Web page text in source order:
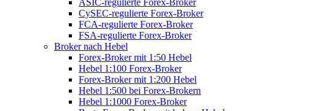
ASIC-regulierte Forex-Broker
CySEC-regulierte Forex-Broker
FCA-regulierte Forex-Broker
FSA-regulierte Forex-Broker
Broker nach Hebel
Forex-Broker mit 1:50 Hebel
Hebel 1:100 Forex-Broker
Forex-Broker mit 1:200 Hebel
Hebel 1:500 bei Forex-Brokern
Hebel 1:1000 Forex-Broker